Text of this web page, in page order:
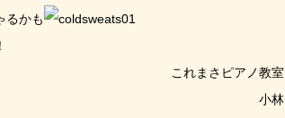
るかも
これまさピアノ教室
小林